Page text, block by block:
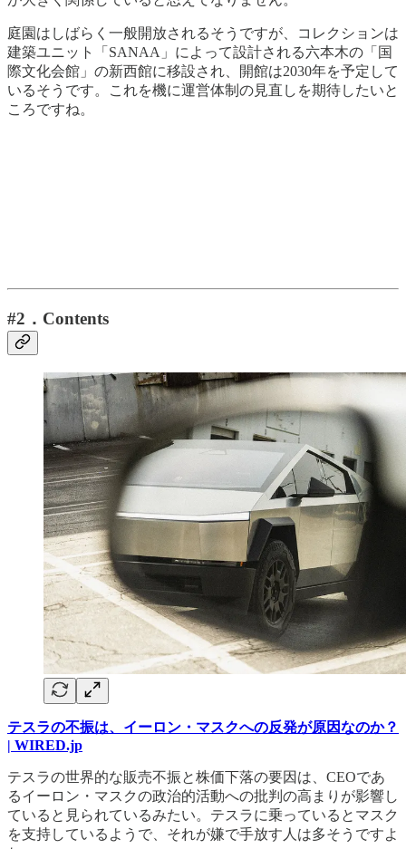
庭園はしばらく一般開放されるそうですが、コレクションは
建築ユニット「SANAA」によって設計される六本木の「国
際文化会館」の新西館に移設され、開館は2030年を予定して
いるそうです。これを機に運営体制の見直しを期待したいと
ころですね。
#2．Contents
テスラの不振は、イーロン・マスクへの反発が原因なのか？
| WIRED.jp
テスラの世界的な販売不振と株価下落の要因は、CEOであ
るイーロン・マスクの政治的活動への批判の高まりが影響し
ていると見られているみたい。テスラに乗っているとマスク
を支持しているようで、それが嫌で手放す人は多そうですよ